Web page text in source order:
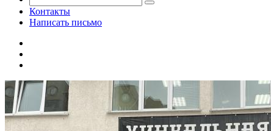
Контакты
Написать письмо